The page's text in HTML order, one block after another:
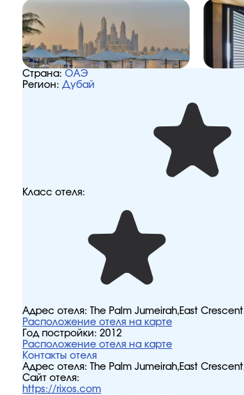
Страна: ОАЭ
Регион: Дубай
Класс отеля:
Адрес отеля:
The Palm Jumeirah,East
Расположение отеля на карте
Год постройки: 2012
Расположение отеля на карте
Контакты отеля
Адрес отеля:
The Palm Jumeirah,East
Сайт отеля:
https://rixos.com